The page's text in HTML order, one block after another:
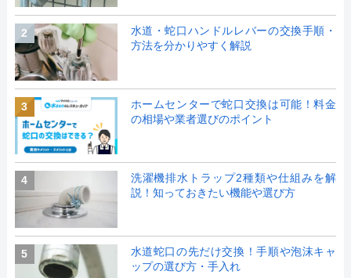
2
水道・蛇口ハンドルレバーの交換手順・
方法を分かりやすく解説
3
ホームセンターで蛇口交換は可能！料金
の相場や業者選びのポイント
4
洗濯機排水トラップ2種類や仕組みを解
説！知っておきたい機能や選び方
5
水道蛇口の先だけ交換！手順や泡沫キャ
ップの選び方・手入れ